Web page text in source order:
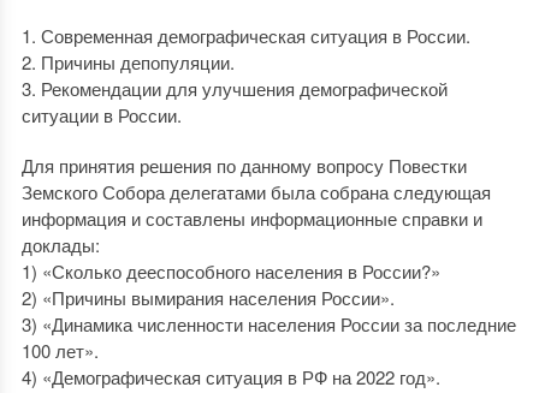
1. Современная демографическая ситуация в России.
2. Причины депопуляции.
3. Рекомендации для улучшения демографической
ситуации в России.
Для принятия решения по данному вопросу Повестки
Земского Собора делегатами была собрана следующая
информация и составлены информационные справки и
доклады:
1) «Сколько дееспособного населения в России?»
2) «Причины вымирания населения России».
3) «Динамика численности населения России за последние
100 лет».
4) «Демографическая ситуация в РФ на 2022 год».